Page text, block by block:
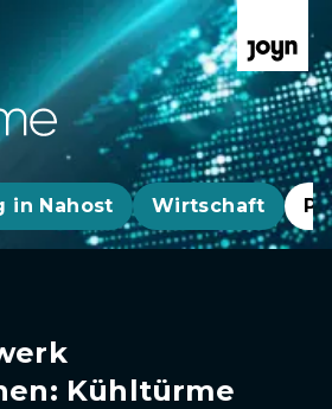
in Nahost Wirtschaft
Kühltürme